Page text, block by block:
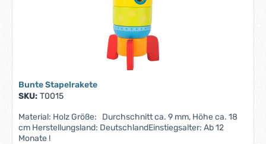
Bunte Stapelrakete
SKU: T0015
Material: Holz Größe: Durchschnitt ca. 9 mm, Höhe ca. 18
cm Herstellungsland: DeutschlandEinstiegsalter: Ab 12
Monate !